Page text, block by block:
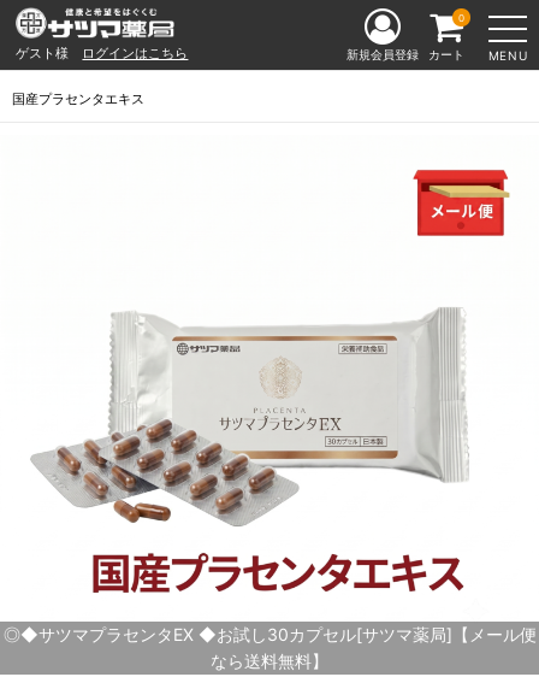
ゲスト様 ログインはこちら MENU
新規会員登録 カート
0
国産プラセンタエキス
◎◆サツマプラセンタEX ◆お試し30カプセル[サツマ薬局]【メール便
なら送料無料】